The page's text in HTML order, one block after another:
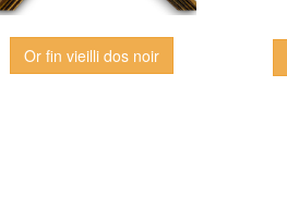
Or fin vieilli dos noir